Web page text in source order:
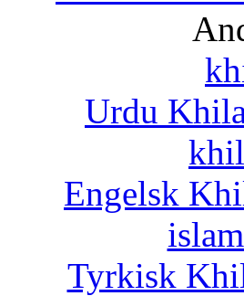
Urdu
Engelsk
Tyrkisk